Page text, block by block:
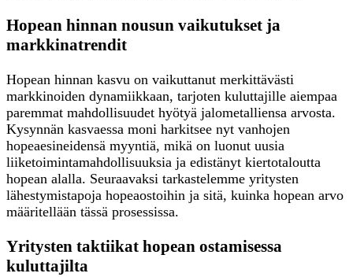
Hopean hinnan nousun vaikutukset ja
markkinatrendit
Hopean hinnan kasvu on vaikuttanut merkittävästi
markkinoiden dynamiikkaan, tarjoten kuluttajille aiempaa
paremmat mahdollisuudet hyötyä jalometalliensa arvosta.
Kysynnän kasvaessa moni harkitsee nyt vanhojen
hopeaesineidensä myyntiä, mikä on luonut uusia
liiketoimintamahdollisuuksia ja edistänyt kiertotaloutta
hopean alalla. Seuraavaksi tarkastelemme yritysten
lähestymistapoja hopeaostoihin ja sitä, kuinka hopean arvo
määritellään tässä prosessissa.
Yritysten taktiikat hopean ostamisessa
kuluttajilta